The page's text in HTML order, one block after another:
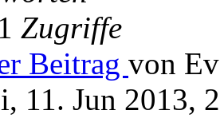
Zugriffe
Beitrag von
11. Jun 2013,